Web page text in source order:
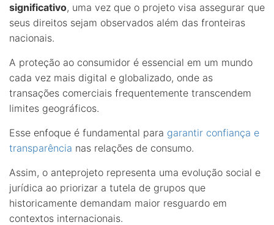
significativo, uma vez que o projeto visa assegurar que
seus direitos sejam observados além das fronteiras
nacionais.
A proteção ao consumidor é essencial em um mundo
cada vez mais digital e globalizado, onde as
transações comerciais frequentemente transcendem
limites geográficos.
Esse enfoque é fundamental para garantir confiança e
transparência nas relações de consumo.
Assim, o anteprojeto representa uma evolução social e
jurídica ao priorizar a tutela de grupos que
historicamente demandam maior resguardo em
contextos internacionais.